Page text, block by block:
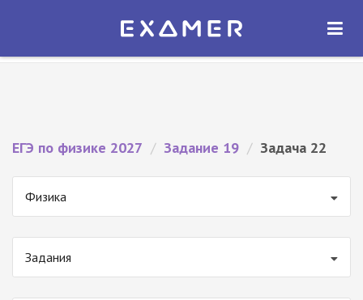
Экзамер — ЕГЭ 2027
ОТКРЫТЬ
ЕГЭ по физике 2027 / Задание 19 / Задача 22
Физика
Задания